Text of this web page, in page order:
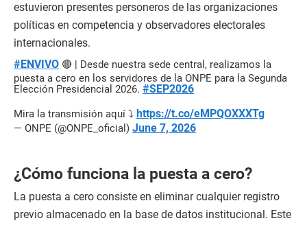
estuvieron presentes personeros de las organizaciones
políticas en competencia y observadores electorales
internacionales.
#ENVIVO 🔴 | Desde nuestra sede central, realizamos la
puesta a cero en los servidores de la ONPE para la Segunda
Elección Presidencial 2026. #SEP2026
Mira la transmisión aquí ⤵️ https://t.co/eMPQOXXXTg
— ONPE (@ONPE_oficial) June 7, 2026
¿Cómo funciona la puesta a cero?
La puesta a cero consiste en eliminar cualquier registro
previo almacenado en la base de datos institucional. Este